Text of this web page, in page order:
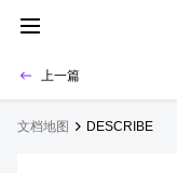
上一篇
文档地图 DESCRIBE